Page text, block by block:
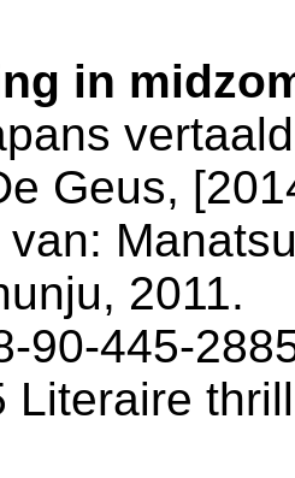
in
Geus,
2011.
90-445-
Literaire